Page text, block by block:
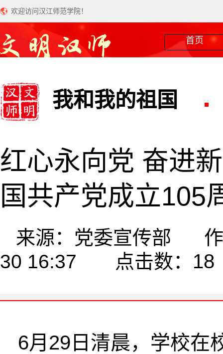
欢迎访问汉江师范学院！
首页
我和我的祖国
红心永向党 奋进
国共产党成立105
来源：党委宣传部
30 16:37 点击数： 18
6月29日清晨，学校在